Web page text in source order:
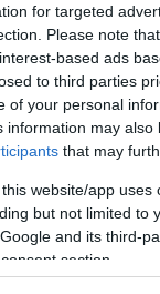
for targeted
Please note
based ads
to third parties
of your personal
information may
that may
website/app
but not limited to
and its third-
section.